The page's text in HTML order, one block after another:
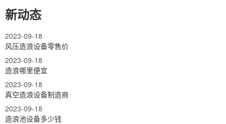
新动态
2023-09-18
风压造浪设备零售价
2023-09-18
造浪哪里便宜
2023-09-18
真空造浪设备制造商
2023-09-18
造浪池设备多少钱